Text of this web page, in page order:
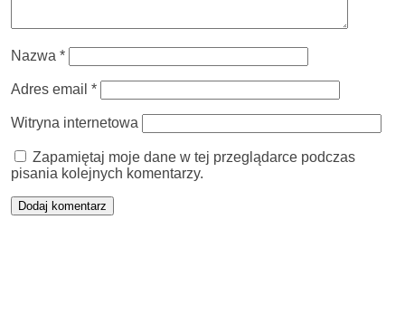
Nazwa *
Adres email *
Witryna internetowa
Zapamiętaj moje dane w tej przeglądarce podczas
pisania kolejnych komentarzy.